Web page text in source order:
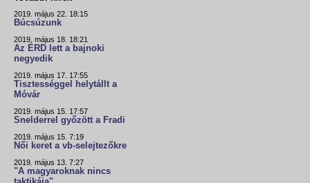
2019. május 22. 18:15
Búcsúzunk
2019. május 18. 18:21
Az ÉRD lett a bajnoki
negyedik
2019. május 17. 17:55
Tisztességgel helytállt a
Móvár
2019. május 15. 17:57
Snelderrel győzött a Fradi
2019. május 15. 7:19
Női keret a vb-selejtezőkre
2019. május 13. 7:27
"A magyaroknak nincs